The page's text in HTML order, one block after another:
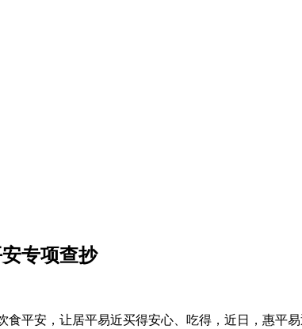
专项查抄
安，让居平易近买得安心、吃得，近日，惠平